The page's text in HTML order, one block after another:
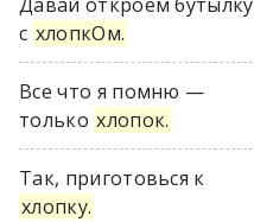
с хлопкОм.
Все что я помню —
только хлопок.
Так, приготовься к
хлопку.